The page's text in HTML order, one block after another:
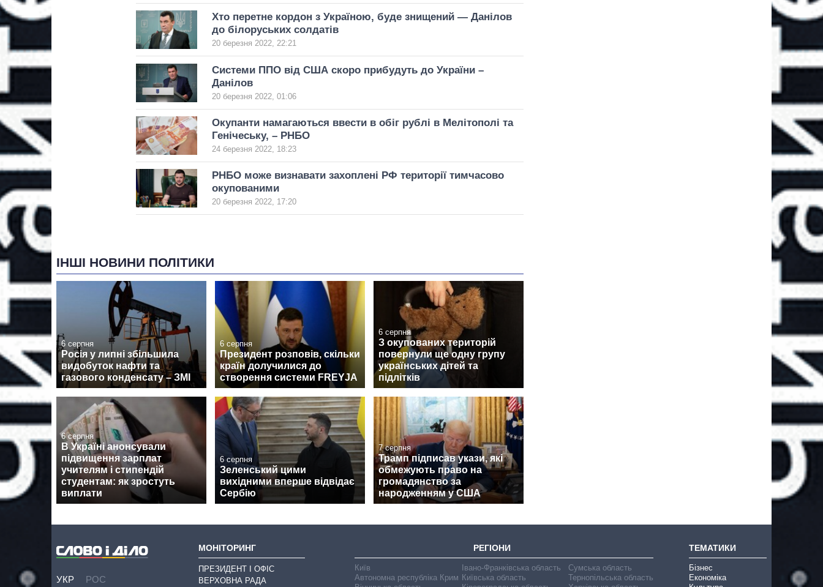
Хто перетне кордон з Україною, буде знищений — Данілов
до білоруських солдатів
20 березня 2022, 22:21
Системи ППО від США скоро прибудуть до України –
Данілов
20 березня 2022, 01:06
Окупанти намагаються ввести в обіг рублі в Мелітополі та
Генічеську, – РНБО
24 березня 2022, 18:23
РНБО може визнавати захоплені РФ території тимчасово
окупованими
20 березня 2022, 17:20
ІНШІ НОВИНИ ПОЛІТИКИ
6 серпня
Росія у липні збільшила
видобуток нафти та
газового конденсату – ЗМІ
6 серпня
Президент розповів, скільки
країн долучилися до
створення системи FREYJA
6 серпня
З окупованих територій
повернули ще одну групу
українських дітей та
підлітків
6 серпня
В Україні анонсували
підвищення зарплат
учителям і стипендій
студентам: як зростуть
виплати
6 серпня
Зеленський цими
вихідними вперше відвідає
Сербію
7 серпня
Трамп підписав укази, які
обмежують право на
громадянство за
народженням у США
УКР РОС
МОНІТОРИНГ
ПРЕЗИДЕНТ І ОФІС
ВЕРХОВНА РАДА
РЕГІОНИ
Київ
Автономна республіка Крим
Івано-Франківська область
Київська область
Сумська область
Тернопільська область
ТЕМАТИКИ
Бізнес
Економіка